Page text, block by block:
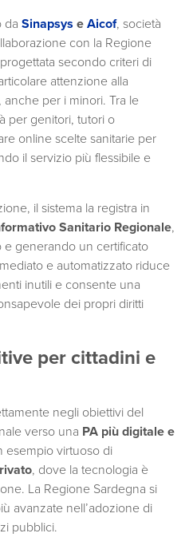
da Sinapsys e Aicof, società
con la Regione
secondo criteri di
attenzione alla
per i minori. Tra le
per genitori, tutori o
online scelte sanitarie per
il servizio più flessibile e
il sistema la registra in
Sanitario Regionale,
generando un certificato
e automatizzato riduce
inutili e consente una
dei propri diritti
per cittadini e
negli obiettivi del
verso una PA più digitale e
esempio virtuoso di
, dove la tecnologia è
La Regione Sardegna si
avanzate nell’adozione di
pubblici.